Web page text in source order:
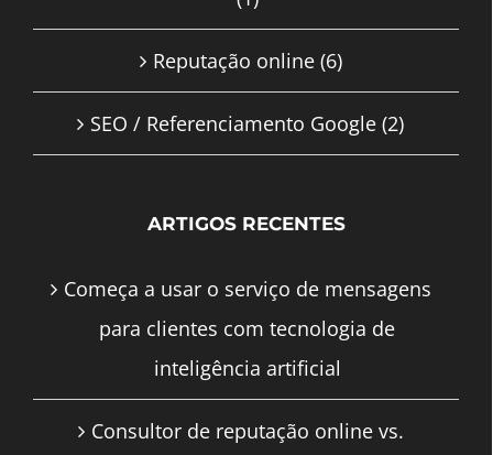
Reputação online (6)
SEO / Referenciamento Google (2)
ARTIGOS RECENTES
Começa a usar o serviço de mensagens
para clientes com tecnologia de
inteligência artificial
Consultor de reputação online vs.